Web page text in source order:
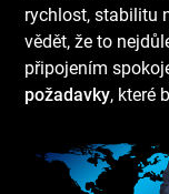
rychlost, stabilitu
vědět, že to
připojením
požadavky, které